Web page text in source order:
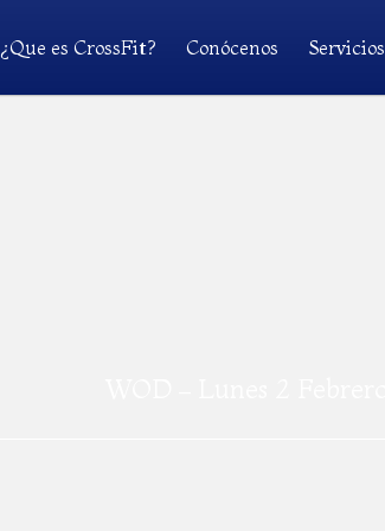
¿Que es CrossFit? Conócenos Servicios